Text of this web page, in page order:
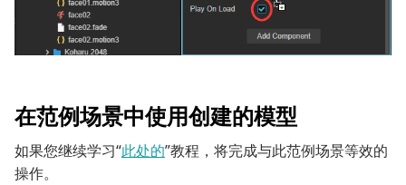
在范例场景中使用创建的模型
如果您继续学习“此处的”教程，将完成与此范例场景等效的
操作。